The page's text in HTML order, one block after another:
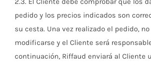
pedido y los precios indicados son
su cesta. Una vez realizado el pedido,
modificarse y el Cliente será
continuación, Riffaud enviará al Cliente